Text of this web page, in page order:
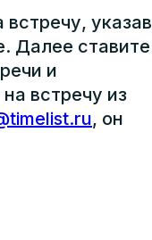
указав
Далее ставите
и
встречу из
, он